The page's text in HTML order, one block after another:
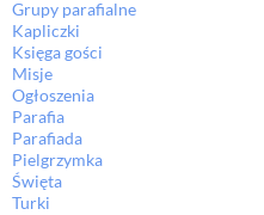
Grupy parafialne
Kapliczki
Księga gości
Misje
Ogłoszenia
Parafia
Parafiada
Pielgrzymka
Święta
Turki